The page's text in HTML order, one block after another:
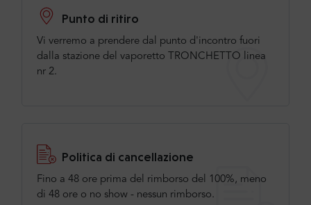
Punto di ritiro
Vi verremo a prendere dal punto d'incontro fuori
dalla stazione del vaporetto TRONCHETTO linea
nr 2.
Politica di cancellazione
Fino a 48 ore prima del rimborso del 100%, meno
di 48 ore o no show - nessun rimborso.